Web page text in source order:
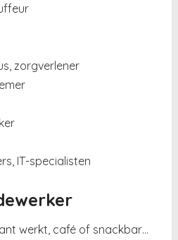
zorgverlener
IT-specialisten
werkt, café of snackbar…